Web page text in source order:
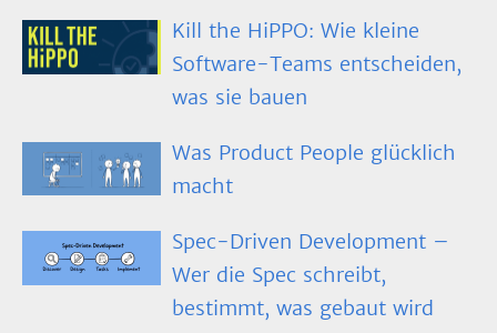
Kill the HiPPO: Wie kleine
Software-Teams entscheiden,
was sie bauen
Was Product People glücklich
macht
Spec-Driven Development –
Wer die Spec schreibt,
bestimmt, was gebaut wird